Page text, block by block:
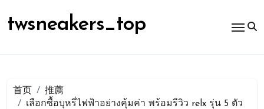
容
twsneakers_top
首页
推薦
เลือกซื้อบุหรี่ไฟฟ้าอย่างคุ้มค่า พร้อมรีวิว relx รุ่น 5 ตัว